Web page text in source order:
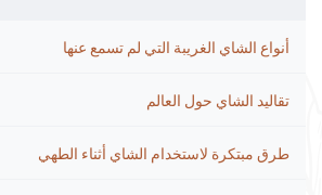
أنواع الشاي الغريبة التي لم تسمع عنها
تقاليد الشاي حول العالم
طرق مبتكرة لاستخدام الشاي أثناء الطهي